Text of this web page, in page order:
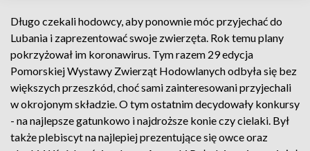
Długo czekali hodowcy, aby ponownie móc przyjechać do
Lubania i zaprezentować swoje zwierzęta. Rok temu plany
pokrzyżował im koronawirus. Tym razem 29 edycja
Pomorskiej Wystawy Zwierząt Hodowlanych odbyła się bez
większych przeszkód, choć sami zainteresowani przyjechali
w okrojonym składzie. O tym ostatnim decydowały konkursy
- na najlepsze gatunkowo i najdroższe konie czy cielaki. Był
także plebiscyt na najlepiej prezentujące się owce oraz